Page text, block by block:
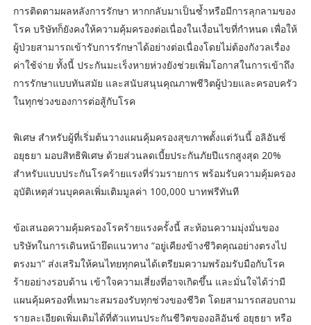
การติดตามผลหลังการรักษา หากกลับมาเป็นซ้ำหรือมีการลุกลามของ
โรค บริษัทก็ยังคงให้ความคุ้มครองต่อเนื่องในเงื่อนไขที่กำหนด เพื่อให้
ผู้ป่วยสามารถเข้ารับการรักษาได้อย่างต่อเนื่องโดยไม่ต้องกังวลเรื่อง
ค่าใช้จ่าย ทั้งนี้ ประกันมะเร็งหายห่วงยังช่วยเพิ่มโอกาสในการเข้าถึง
การรักษาแบบทันสมัย และสนับสนุนคุณภาพชีวิตผู้ป่วยและครอบครัว
ในทุกช่วงของการต่อสู้กับโรค
พิเศษ สำหรับผู้ที่เริ่มต้นวางแผนคุ้มครองสุขภาพตั้งแต่วันนี้ อลิอันซ์
อยุธยา มอบสิทธิพิเศษ ด้วยส่วนลดเบี้ยประกันภัยปีแรกสูงสุด 20%
สำหรับแบบประกันโรคร้ายแรงที่ร่วมรายการ พร้อมรับความคุ้มครอง
อุบัติเหตุส่วนบุคคลเพิ่มเติมมูลค่า 100,000 บาทฟรีทันที
ข้อเสนอความคุ้มครองโรคร้ายแรงครั้งนี้ สะท้อนความมุ่งมั่นของ
บริษัทในการเดินหน้ายึดแนวทาง “อยู่เคียงข้างชีวิตคุณอย่างตรงไป
ตรงมา” ส่งเสริมให้คนไทยทุกคนได้เตรียมความพร้อมรับมือกับโรค
ร้ายอย่างรอบด้าน เข้าใจความเสี่ยงที่อาจเกิดขึ้น และมั่นใจได้ว่ามี
แผนคุ้มครองที่เหมาะสมรองรับทุกช่วงของชีวิต โดยสามารถสอบถาม
รายละเอียดเพิ่มเติมได้ที่ตัวแทนประกันชีวิตของอลิอันซ์ อยุธยา หรือ